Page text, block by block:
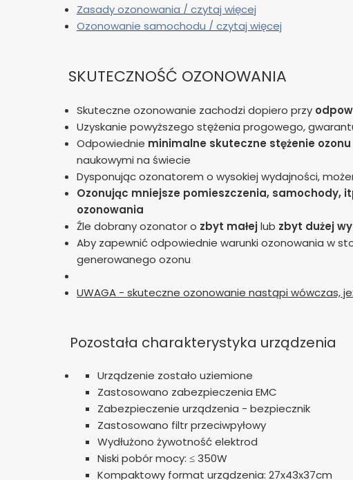
Zasady ozonowania / czytaj więcej
Ozonowanie samochodu / czytaj więcej
SKUTECZNOŚĆ OZONOWANIA
Skuteczne ozonowanie zachodzi dopiero przy
Uzyskanie powyższego stężenia progowego,
Odpowiednie minimalne skuteczne stężenie ozonu
naukowymi na świecie
Dysponując ozonatorem o wysokiej wydajności,
Ozonując mniejsze pomieszczenia, samochody,
ozonowania
Źle dobrany ozonator o zbyt małejlub zbyt dużej
Aby zapewnić odpowiednie warunki ozonowania w
generowanego ozonu
UWAGA - skuteczne ozonowanie nastąpi wówczas,
Pozostała charakterystyka urządzenia
Urządzenie zostało uziemione
Zastosowano zabezpieczenia EMC
Zabezpieczenie urządzenia - bezpiecznik
Zastosowano filtr przeciwpyłowy
Wydłużono żywotność elektrod
Niski pobór mocy: ≤ 350W
Kompaktowy format urządzenia: 27x43x37cm